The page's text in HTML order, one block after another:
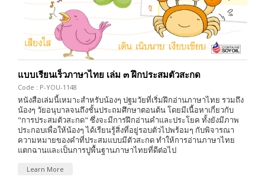
แบบเรียนเร็วภาษาไทย เล่ม ๓ ฝึกประสมตัวสะกด
Code : P-YOU-1148
หนังสือเล่มนี้เหมาะสำหรับน้องๆ ปฐมวัยที่เริ่มฝึกอ่านภาษาไทย รวมถึง
น้องๆ วัยอนุบาลจนถึงชั้นประถมศึกษาตอนต้น โดยมีเนื้อหาเกี่ยวกับ
"การประสมตัวสะกด" ซึ่งจะมีการฝึกอ่านคำและประโยค ทั้งยังมีภาพ
ประกอบเพื่อให้น้องๆ ได้เรียนรู้สิ่งที่อยู่รอบตัวไปพร้อมๆ กับพิจารณา
ความหมายของคำที่ประสมแบบมีตัวสะกด ทำให้การอ่านภาษาไทย
แตกฉานและเป็นการปูพื้นฐานภาษาไทยที่ดีต่อไป
Learn More